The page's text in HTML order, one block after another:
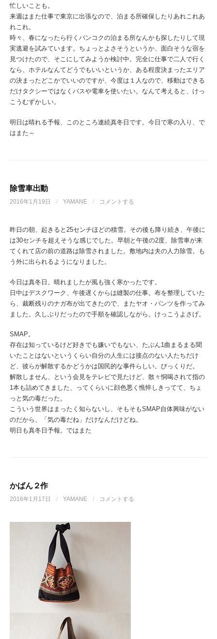
忙しいことも。
来週はまた仕事で東京に出張なので、泊まる所確保したりあれこれあ
れこれ。
時々、春になったら行くバンコクの泊まる所なんかも探したりして現
実逃避を試みています。ちょっとよさそうというか、面白そうな宿を
見つけたので、そこにしてみようか検討中。完全に仕事で二人で行く
なら、ホテルなんてどうでもいいというか、ある程度決まったエリア
の決まったどこかでいいのですが、今度は１人なので、移動はできる
だけタクシーではなくバスや電車を使いたい。なんて考えると、けっ
こうむずかしい。
明日は晴れる予報、このところ連続真冬日です。今日で寒の入り、で
はまた～
除雪車出動
2016年1月19日 / YAMANE / コメントする
昨日の朝、起きると25センチほどの積雪。その後も降り続き、午後に
は30センチを超えそうな感じでした。早朝と午後の2度、除雪車が来
てくれて店の前の道路は除雪されました。敷地内は夫の人力除雪。も
う外に出られるようになりました。
今日は真冬日。晴れましたが風も強く寒かったです。
日中はデスクワーク、午後遅くからは縫製の仕事。布を整理していた
ら、裁断残りのナガ布が出てきたので、またヤオ・パンツを作ってみ
ました。久しぶりだったので手順を確認しながら。けっこうよさげ。
SMAP。
存在は知っているけど好きでも嫌いでもない、たぶん1曲まるまる聞
いたことはないというくらい自分の人生には接点のない人たちだけ
ど、彼らが解散するかどうかは国民的な事件らしい。びっくりだ。
解散しません、という会見をテレビで見たけど、散々恫喝されて指の
1本も詰めてきました、ってくらいに顔色悪く憔悴しきってて、ちょ
っと気の毒だった。
こういう世界はまったく知らないし、そもそもSMAP自体興味がない
のだから、「気の毒だね」だけなんだけどね。
明日も真冬日予報。ではまた
かばん２作
2016年1月17日 / YAMANE / コメントする